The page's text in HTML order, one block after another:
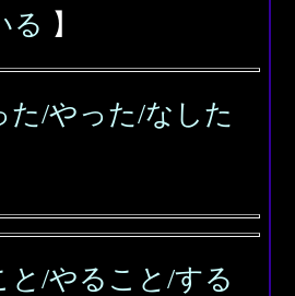
る 】
た/やった/なした
と/やること/する